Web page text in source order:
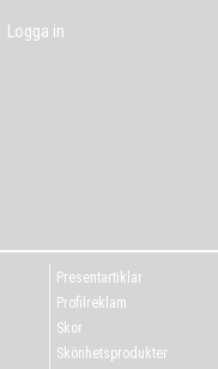
Logga in
Presentartiklar
Profilreklam
Skor
Skönhetsprodukter